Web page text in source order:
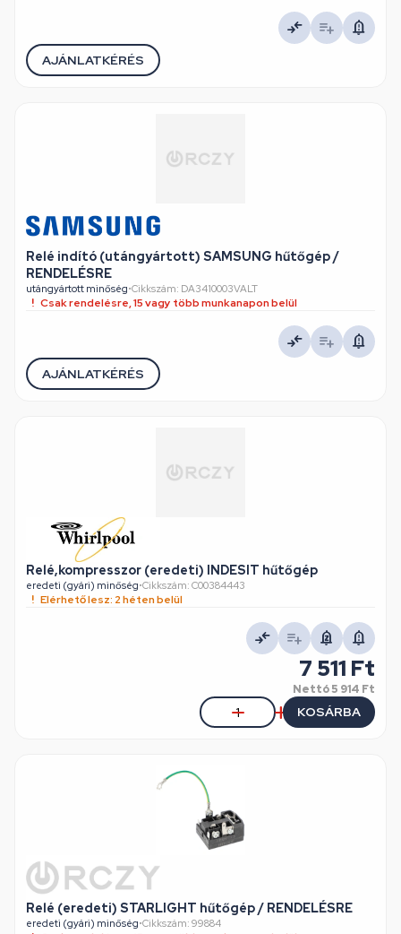
AJÁNLATKÉRÉS
Relé indító (utángyártott) SAMSUNG hűtőgép /
RENDELÉSRE
utángyártott minőség•Cikkszám: DA3410003VALT
Csak rendelésre, 15 vagy több munkanapon belül
AJÁNLATKÉRÉS
Relé,kompresszor (eredeti) INDESIT hűtőgép
eredeti (gyári) minőség•Cikkszám: C00384443
Elérhető lesz: 2 héten belül
7 511 Ft
Nettó5 914 Ft
KOSÁRBA
Relé (eredeti) STARLIGHT hűtőgép / RENDELÉSRE
eredeti (gyári) minőség•Cikkszám: 99884